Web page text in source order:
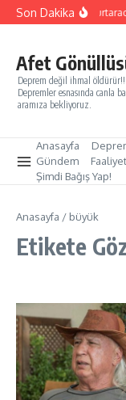
İçeriğe atla
Son Dakika
Yarınları
Afet
Deprem değil ihmal
Depremler esnasında canla
aramıza bekliyoruz.
Anasayfa
Gündem
Şimdi Bağış Yap!
Anasayfa / büyük
Etikete